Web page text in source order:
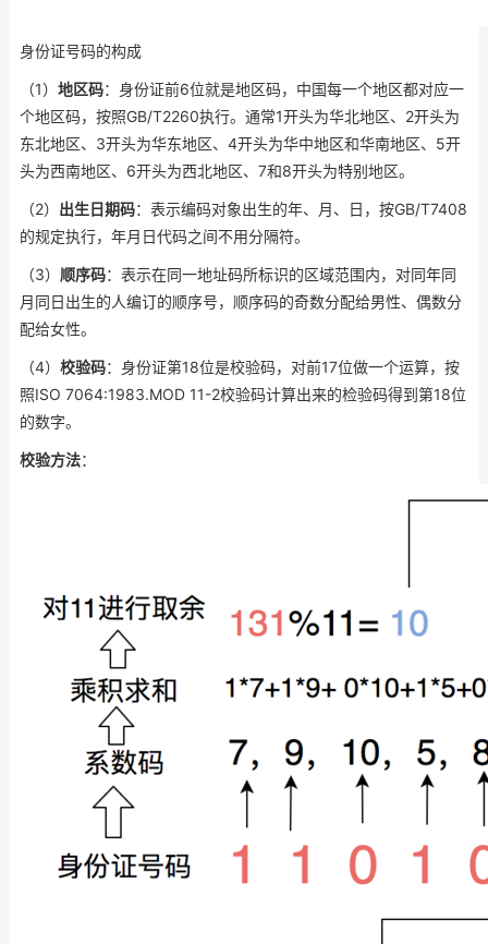
身份证号码的构成
（1） 地区码：身份证前6位就是地区码，中国每一个地区都对应一
个地区码，按照GB/T2260执行。通常1开头为华北地区、2开头为
东北地区、3开头为华东地区、4开头为华中地区和华南地区、5开
头为西南地区、6开头为西北地区、7和8开头为特别地区。
（2） 出生日期码：表示编码对象出生的年、月、日，按GB/T7408
的规定执行，年月日代码之间不用分隔符。
（3） 顺序码：表示在同一地址码所标识的区域范围内，对同年同
月同日出生的人编订的顺序号，顺序码的奇数分配给男性、偶数分
配给女性。
（4） 校验码：身份证第18位是校验码，对前17位做一个运算，按
照ISO 7064:1983.MOD 11-2校验码计算出来的检验码得到第18位
的数字。
校验方法：